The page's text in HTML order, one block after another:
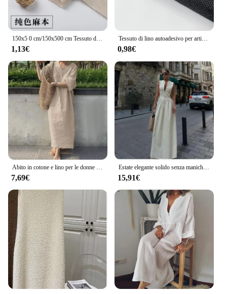
1,13€
Tessuto di lino autoadesivo per artigianato fatto a mano fai da te confezione regalo gioielli cassetto fodera borsa parete ristrutturazione della casa panno decorativo
0,98€
Abito in cotone e lino per le donne 2024 estate manica corta scollo a V tinta unita abito lungo allentato casual abbigliamento femminile elegante
7,69€
Estate elegante solido senza maniche donna Maxi vestito moda scollo a v cerniera sottile cotone lino abiti 2024 Office Lady pendolarismo Robe
15,91€